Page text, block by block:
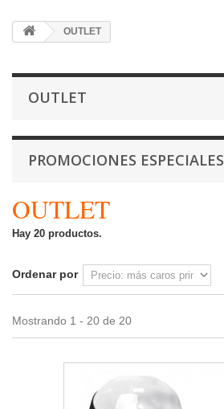
OUTLET
OUTLET
PROMOCIONES ESPECIALES
OUTLET
Hay 20 productos.
Ordenar por
Mostrando 1 - 20 de 20